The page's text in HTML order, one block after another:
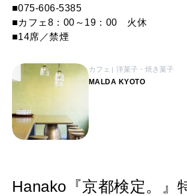
■075-606-5385
■カフェ8：00～19：00 火休
■14席／禁煙
カフェ 洋菓子・焼き菓子
MALDA KYOTO
Hanako『京都検定。』